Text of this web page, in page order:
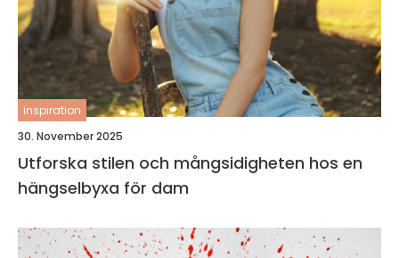
inspiration
30. November 2025
Utforska stilen och mångsidigheten hos en
hängselbyxa för dam